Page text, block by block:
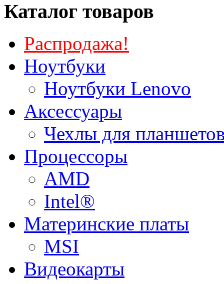
Каталог товаров
Распродажа!
Ноутбуки
Ноутбуки Lenovo
Аксессуары
Чехлы для
Процессоры
AMD
Intel®
Материнские платы
MSI
Видеокарты